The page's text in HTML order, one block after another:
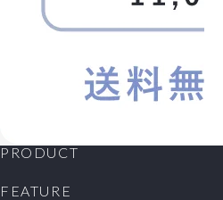
PRODUCT
FEATURE